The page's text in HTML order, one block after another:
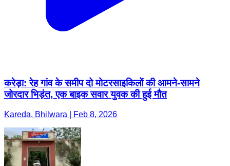
करेड़ा: रेह गांव के समीप दो मोटरसाइकिलों की आमने-सामने
जोरदार भिड़ंत, एक बाइक सवार युवक की हुई मौत
Kareda, Bhilwara | Feb 8, 2026